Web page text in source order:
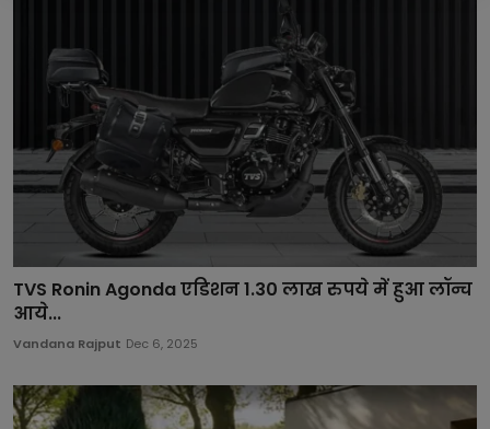
TVS Ronin Agonda एडिशन 1.30 लाख रुपये में हुआ लॉन्च
आये...
Vandana Rajput Dec 6, 2025